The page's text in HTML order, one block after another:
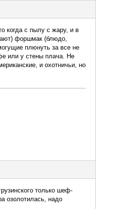
когда с пылу с жару, и в
форшмак (блюдо,
плюнуть за все не
или у стены плача. Не
и охотничьи, но
только шеф-
озолотилась, надо